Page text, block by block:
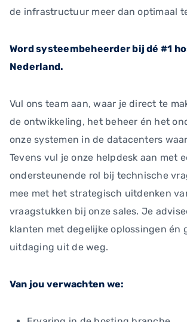
de infrastructuur meer dan optimaal
Word systeembeheerder bij dé #1
Nederland.
Vul ons team aan, waar je direct te
de ontwikkeling, het beheer én het
onze systemen in de datacenters
Tevens vul je onze helpdesk aan met
ondersteunende rol bij technische
mee met het strategisch uitdenken
vraagstukken bij onze sales. Je
klanten met degelijke oplossingen én
uitdaging uit de weg.
Van jou verwachten we: